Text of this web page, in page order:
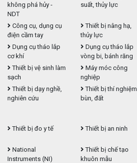
không phá hủy -
NDT
suất, thủy lực
Công cụ, dụng cụ
điện cầm tay
Thiết bị nâng hạ,
thủy lực
Dụng cụ tháo lắp
cơ khí
Dụng cụ tháo lắp
vòng bi, bánh răng
Thiết bị vệ sinh làm
sạch
Máy móc công
nghiệp
Thiết bị dạy nghề,
nghiên cứu
Thiết bị thí nghiệm
bùn, đất
Thiết bị đo y tế
Thiết bị an ninh
National
Instruments (NI)
Thiết bị chế tạo
khuôn mẫu